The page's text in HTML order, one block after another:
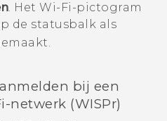
. Het Wi‍-Fi -pictogram
de statusbalk als
bij een
-netwerk (WISPr)